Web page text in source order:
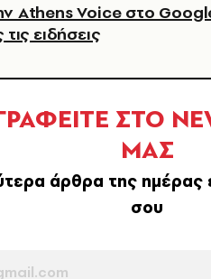
Athens Voice στο
ειδήσεις
ΣΤΟ
ΜΑΣ
άρθρα της ημέρας
σου